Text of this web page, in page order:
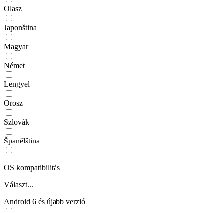
Olasz
Japonština
Magyar
Német
Lengyel
Orosz
Szlovák
Španělština
OS kompatibilitás
Választ...
Android 6 és újabb verzió